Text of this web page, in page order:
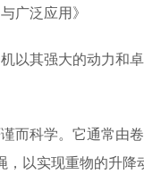
广泛应用》
以其强大的动力和
而科学。它通常由
，以实现重物的升